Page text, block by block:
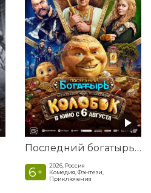
Последний богатырь. Колобок
6 +
2026, Россия
Комедия, Фэнтези,
Приключения